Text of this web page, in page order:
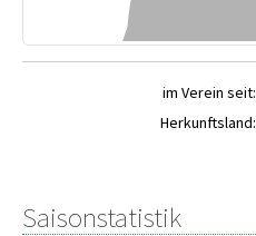
im Verein seit:
Herkunftsland:
Saisonstatistik